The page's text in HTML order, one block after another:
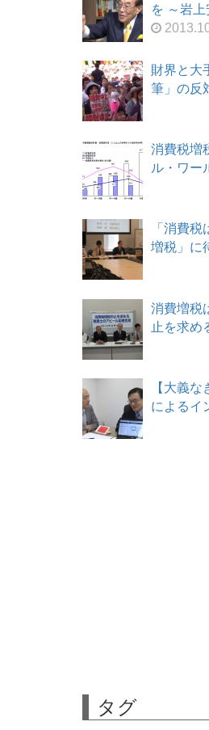
を ～岩
財界と大
筆」の反
消費税増
ル・ワー
「消費
増税」に
消費増税
止を求め
【大義
によるイ
タグ